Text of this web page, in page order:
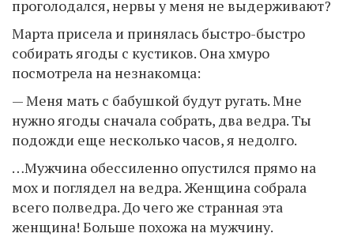
проголодался, нервы у меня не выдерживают?
Марта присела и принялась быстро-быстро
собирать ягоды с кустиков. Она хмуро
посмотрела на незнакомца:
— Меня мать с бабушкой будут ругать. Мне
нужно ягоды сначала собрать, два ведра. Ты
подожди еще несколько часов, я недолго.
…Мужчина обессиленно опустился прямо на
мох и поглядел на ведра. Женщина собрала
всего полведра. До чего же странная эта
женщина! Больше похожа на мужчину.